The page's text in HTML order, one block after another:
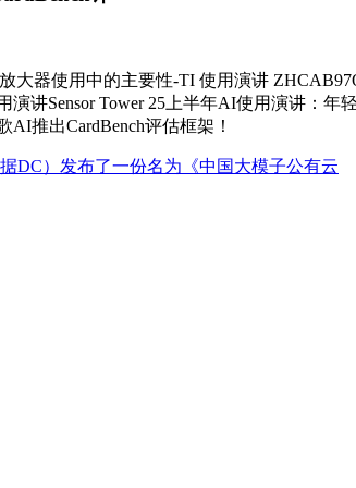
器使用中的主要性-TI 使用演讲
讲Sensor Tower 25上半年AI使用演讲：年
推出CardBench评估框架！
DC）发布了一份名为《中国大模子公有云